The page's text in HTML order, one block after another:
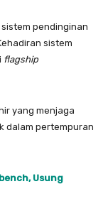
sistem pendinginan
sistem
flagship
yang menjaga
dalam pertempuran
Usung